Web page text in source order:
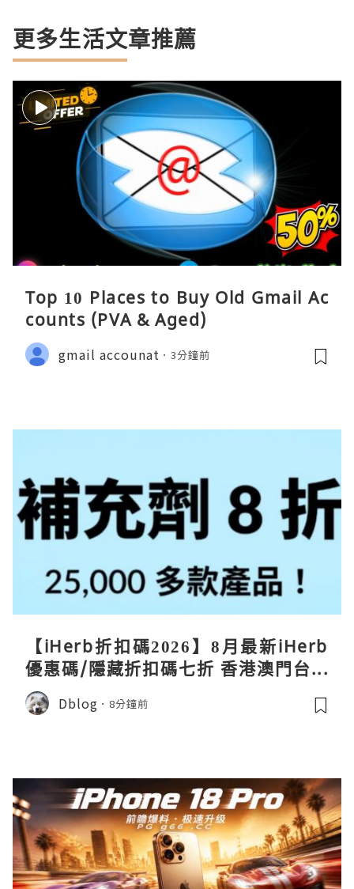
更多生活文章推薦
Top 10 Places to Buy Old Gmail Ac
counts (PVA & Aged)
gmail accounat 3分鐘前
【iHerb折扣碼2026】8月最新iHerb
優惠碼/隱藏折扣碼七折 香港澳門台灣
新加坡iherb code 30％ off
Dblog 8分鐘前